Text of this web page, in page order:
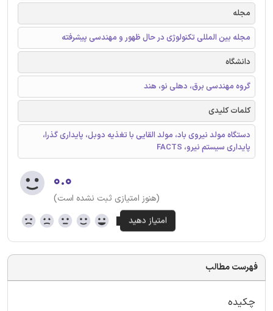
مجله
مجله بین المللی تکنولوژی در حال ظهور و مهندسی پیشرفته
دانشگاه
گروه مهندسی برق، دهلی نو، هند
کلمات کلیدی
دستگاه مولد نیروی باد، مولد القایی با تغذیه دوبل، پایداری گذرا،
پایداری سیستم نیرو، FACTS
۰.۰
(هنوز امتیازی ثبت نشده است)
فهرست مطالب
چکیده